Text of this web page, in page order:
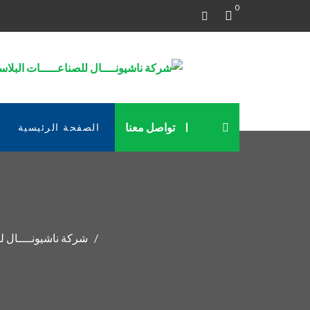
0
الصفحة الرئيسية تواصل معنا
شركة ناشيونــــال